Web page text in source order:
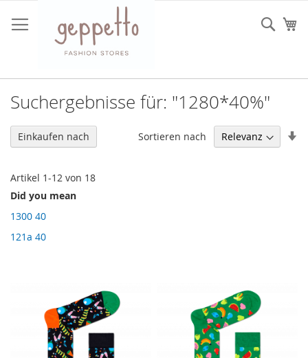
zum
Inhalt
Suchergebnisse für: "1280*40%"
Artikel 1-12 von 18
Sortieren nach
Did you mean
1300 40
121a 40
Einkaufen nach